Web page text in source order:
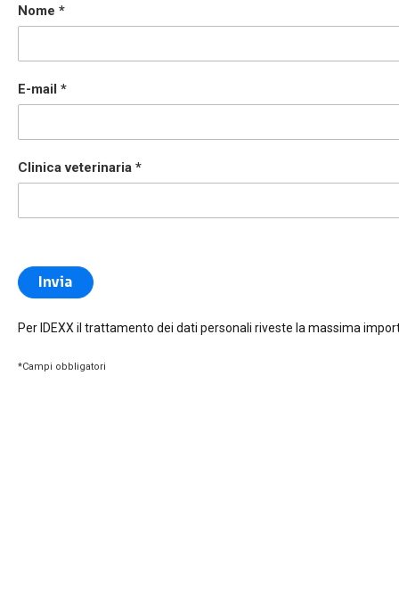
Nome
E-mail
Clinica veterinaria
Per IDEXX il trattamento dei dati personali riveste la massima
*Campi obbligatori